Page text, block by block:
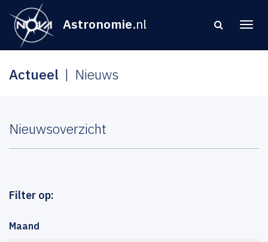
Astronomie.nl
Actueel Nieuws
Nieuwsoverzicht
Filter op:
Maand